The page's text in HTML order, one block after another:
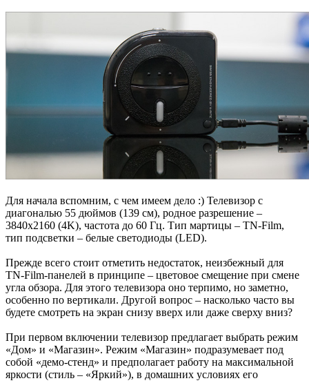
Для начала вспомним, с чем имеем дело :) Телевизор с
диагональю 55 дюймов (139 см), родное разрешение –
3840x2160 (4K), частота до 60 Гц. Тип мартицы – TN-Film,
тип подсветки – белые светодиоды (LED).
Прежде всего стоит отметить недостаток, неизбежный для
TN-Film-панелей в принципе – цветовое смещение при смене
угла обзора. Для этого телевизора оно терпимо, но заметно,
особенно по вертикали. Другой вопрос – насколько часто вы
будете смотреть на экран снизу вверх или даже сверху вниз?
При первом включении телевизор предлагает выбрать режим
«Дом» и «Магазин». Режим «Магазин» подразумевает под
собой «демо-стенд» и предполагает работу на максимальной
яркости (стиль – «Яркий»), в домашних условиях его